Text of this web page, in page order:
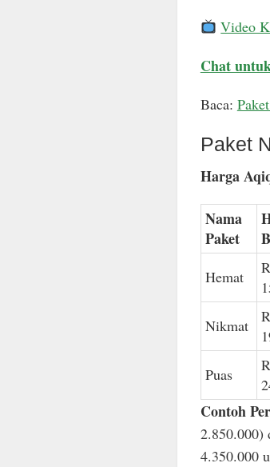
Video
Chat
Baca:
Paket
Harga
Nama
Paket
Hemat
Nikmat
Puas
Contoh
2.850.000)
4.350.000